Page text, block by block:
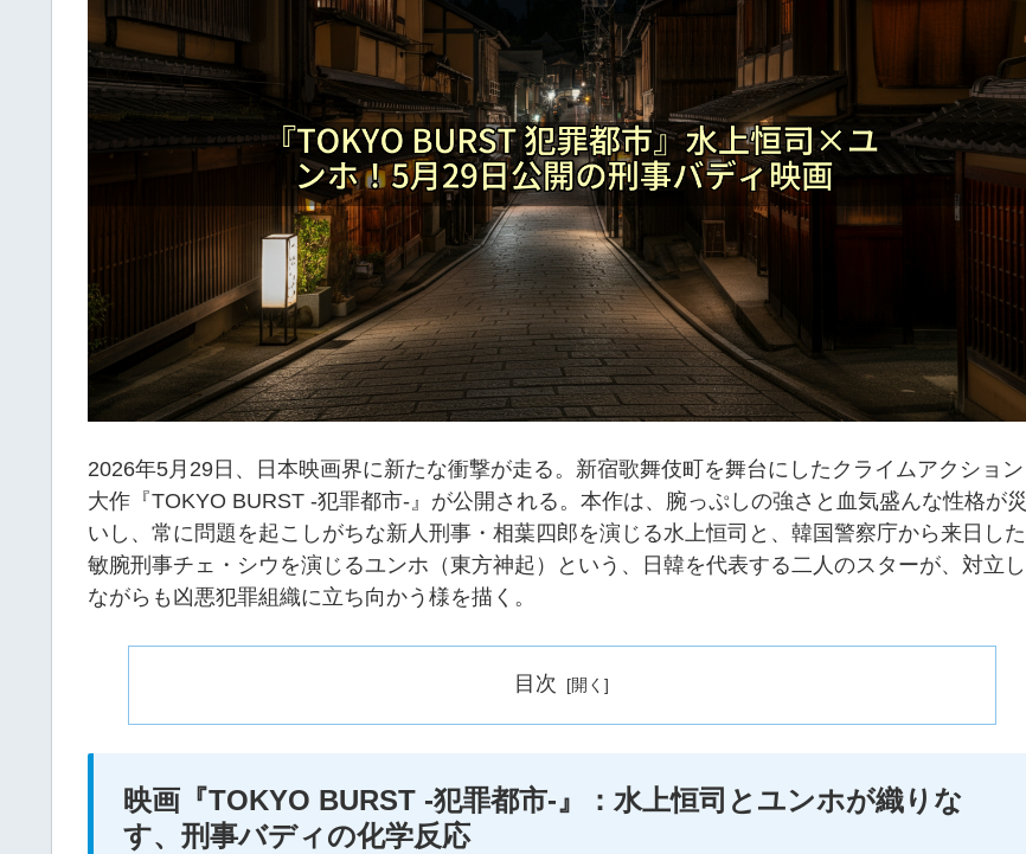
2026年5月29日、日本映画界に新たな衝撃が走る。新宿歌舞伎町を舞台にしたクライムアクション
大作『TOKYO BURST -犯罪都市-』が公開される。本作は、腕っぷしの強さと血気盛んな性格が災
いし、常に問題を起こしがちな新人刑事・相葉四郎を演じる水上恒司と、韓国警察庁から来日した
敏腕刑事チェ・シウを演じるユンホ（東方神起）という、日韓を代表する二人のスターが、対立し
ながらも凶悪犯罪組織に立ち向かう様を描く。
目次
映画『TOKYO BURST -犯罪都市-』：水上恒司とユンホが織りな
す、刑事バディの化学反応